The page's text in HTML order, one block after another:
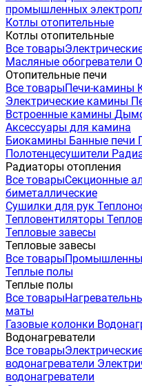
промышленных
Котлы отопительные
Котлы отопительные
Все товары
Масляные обогреватели
Отопительные печи
Все товарыПечи-камины
Электрические камины
Встроенные камины
Аксессуары для камина
Биокамины Банные печи
Полотенцесушители
Радиаторы отопления
Все товарыСекционные
биметаллические
Сушилки для рук
Тепловентиляторы
Тепловые завесы
Тепловые завесы
Все товары
Теплые полы
Теплые полы
Все товары
маты
Газовые колонки
Водонагреватели
Все товары
водонагреватели
водонагреватели